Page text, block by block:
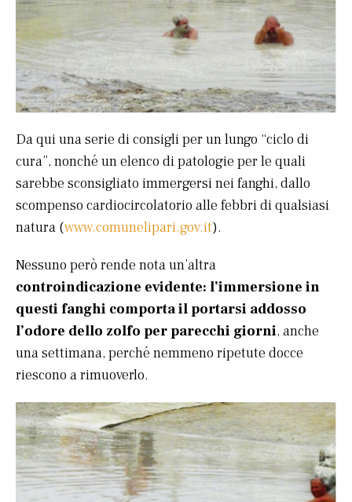
Da qui una serie di consigli per un lungo “ciclo di
cura”, nonché un elenco di patologie per le quali
sarebbe sconsigliato immergersi nei fanghi, dallo
scompenso cardiocircolatorio alle febbri di qualsiasi
natura (www.comunelipari.gov.it).
Nessuno però rende nota un’altra
controindicazione evidente: l’immersione in
questi fanghi comporta il portarsi addosso
l’odore dello zolfo per parecchi giorni, anche
una settimana, perché nemmeno ripetute docce
riescono a rimuoverlo.